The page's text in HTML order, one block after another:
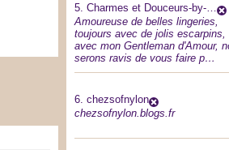
5. Charmes et Douceurs-by-…
Amoureuse de belles lingeries,
toujours avec de jolis escarpins,
avec mon Gentleman d'Amour,
serons ravis de vous faire p…
6. chezsofnylon
chezsofnylon.blogs.fr